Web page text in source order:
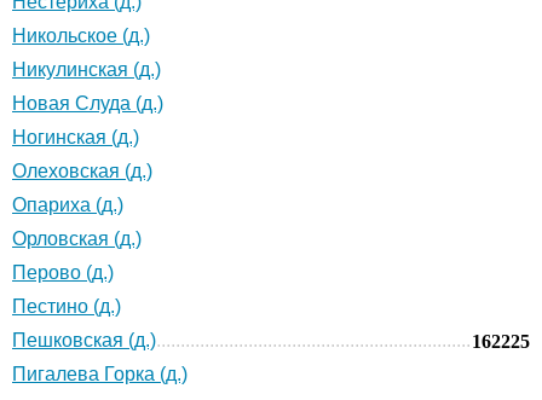
Никольское (д.)
Никулинская (д.)
Новая Слуда (д.)
Ногинская (д.)
Олеховская (д.)
Опариха (д.)
Орловская (д.)
Перово (д.)
Пестино (д.)
Пешковская (д.)
162225
Пигалева Горка (д.)